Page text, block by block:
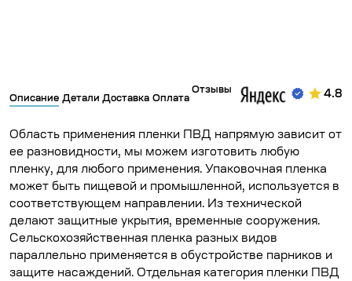
Описание Детали Доставка Оплата
Отзывы 4.8
Область применения пленки ПВД напрямую зависит от
ее разновидности, мы можем изготовить любую
пленку, для любого применения. Упаковочная пленка
может быть пищевой и промышленной, используется в
соответствующем направлении. Из технической
делают защитные укрытия, временные сооружения.
Сельскохозяйственная пленка разных видов
параллельно применяется в обустройстве парников и
защите насаждений. Отдельная категория пленки ПВД